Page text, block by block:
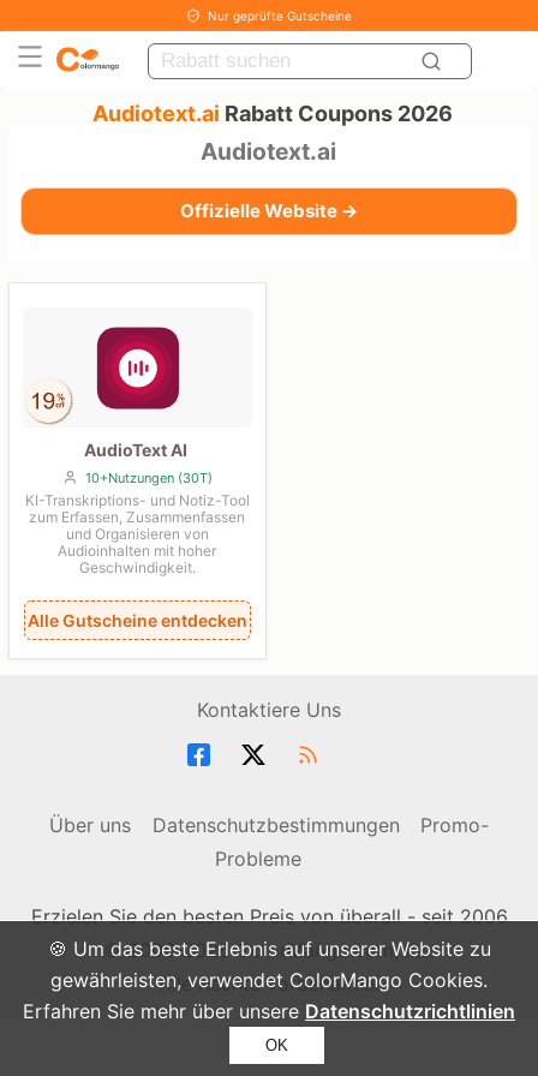
🍪 Um das beste Erlebnis auf unserer Website zu
gewährleisten, verwendet ColorMango Cookies.
Erfahren Sie mehr über unsere Datenschutzrichtlinien
OK
Nur geprüfte Gutscheine
Audiotext.ai Rabatt Coupons 2026
Audiotext.ai
Offizielle Website →
AudioText AI
10+Nutzungen (30T)
KI-Transkriptions- und Notiz-Tool
zum Erfassen, Zusammenfassen
und Organisieren von
Audioinhalten mit hoher
Geschwindigkeit.
Alle Gutscheine entdecken
Kontaktiere Uns
Über uns Datenschutzbestimmungen
Promo-
Probleme
Erzielen Sie den besten Preis von überall - seit 2006
© 2006-2026 ColorMango.com, Inc.
Alle Rechte vorbehalten.